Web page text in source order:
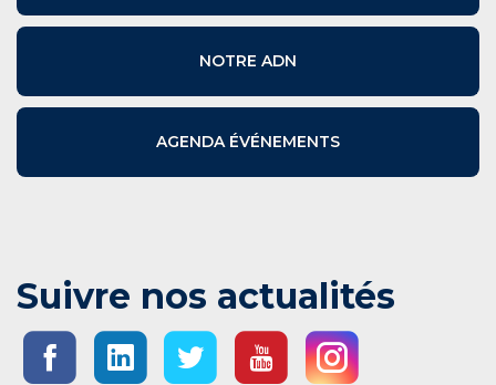
NOTRE ADN
AGENDA ÉVÉNEMENTS
Suivre nos actualités